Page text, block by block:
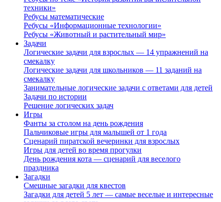
техники»
Ребусы математические
Ребусы «Информационные технологии»
Ребусы «Животный и растительный мир»
Задачи
Логические задачи для взрослых — 14 упражнений на
смекалку
Логические задачи для школьников — 11 заданий на
смекалку
Занимательные логические задачи с ответами для детей
Задачи по истории
Решение логических задач
Игры
Фанты за столом на день рождения
Пальчиковые игры для малышей от 1 года
Сценарий пиратской вечеринки для взрослых
Игры для детей во время прогулки
День рождения кота — сценарий для веселого
праздника
Загадки
Смешные загадки для квестов
Загадки для детей 5 лет — самые веселые и интересные